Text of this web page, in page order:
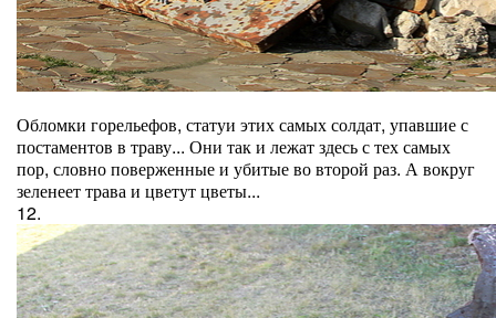
Обломки горельефов, статуи этих самых солдат, упавшие с
постаментов в траву... Они так и лежат здесь с тех самых
пор, словно поверженные и убитые во второй раз. А вокруг
зеленеет трава и цветут цветы...
12.